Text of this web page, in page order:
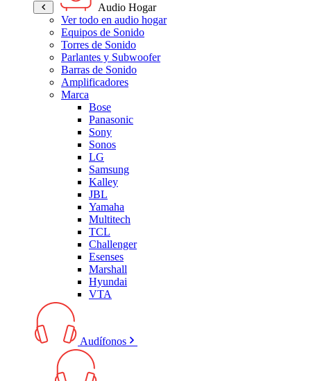
Audio Hogar
Ver todo en audio hogar
Equipos de Sonido
Torres de Sonido
Parlantes y Subwoofer
Barras de Sonido
Amplificadores
Marca
Bose
Panasonic
Sony
Sonos
LG
Samsung
Kalley
JBL
Yamaha
Multitech
TCL
Challenger
Esenses
Marshall
Hyundai
VTA
Audífonos